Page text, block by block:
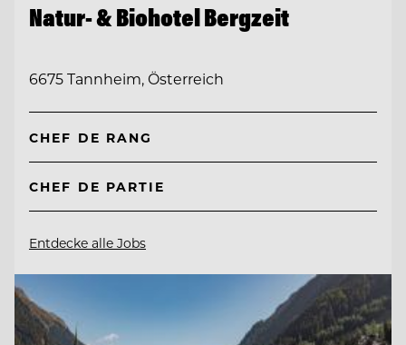
Natur- & Biohotel Bergzeit
6675 Tannheim, Österreich
CHEF DE RANG
CHEF DE PARTIE
Entdecke alle Jobs